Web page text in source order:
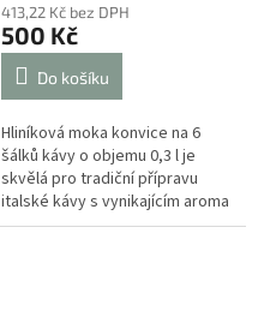
413,22 Kč bez DPH
500 Kč
Do košíku
Hliníková moka konvice na 6
šálků kávy o objemu 0,3 l je
skvělá pro tradiční přípravu
italské kávy s vynikajícím aroma
a jedinečnou chutí. Konvička je...